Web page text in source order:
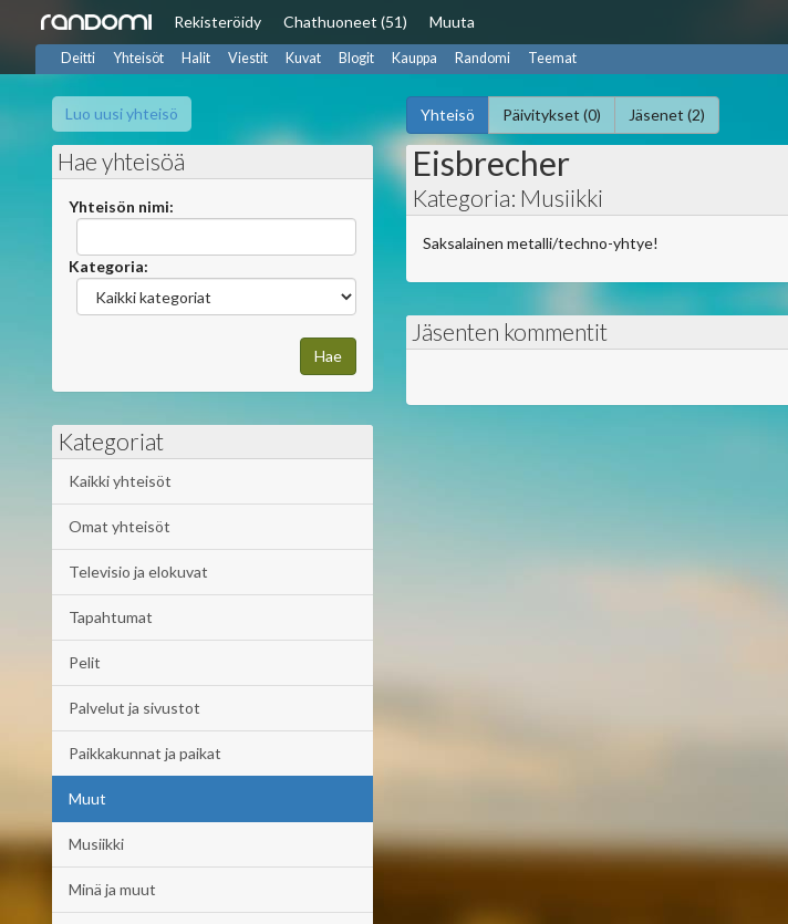
Rekisteröidy Chathuoneet (51) Muuta
Deitti Yhteisöt Halit Viestit Kuvat Blogit Kauppa Randomi Teemat
Luo uusi yhteisö Yhteisö Päivitykset (0) Jäsenet (2)
Hae yhteisöä
Yhteisön nimi:
Kategoria:
Kategoriat
Kaikki yhteisöt
Omat yhteisöt
Televisio ja elokuvat
Tapahtumat
Pelit
Palvelut ja sivustot
Paikkakunnat ja paikat
Muut
Musiikki
Minä ja muut
Eisbrecher
Kategoria: Musiikki
Saksalainen metalli/techno-yhtye!
Jäsenten kommentit